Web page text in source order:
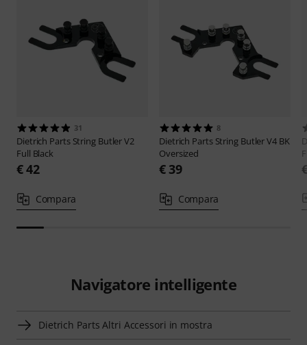
31
Dietrich Parts String Butler V2
Full Black
€ 42
Compara
8
Dietrich Parts String Butler V4 BK
Oversized
€ 39
Compara
Navigatore intelligente
Dietrich Parts Altri Accessori in mostra